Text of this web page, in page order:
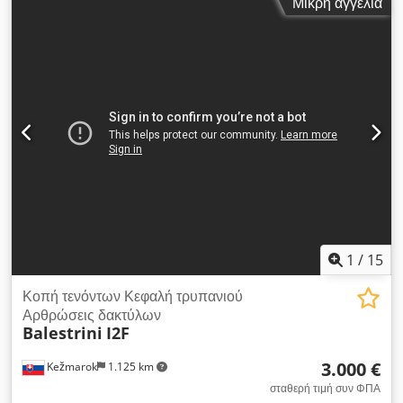
επομένως μπορούν να αφαιρεθούν εύκολα από τον χειριστή,
1 / 15
Kežmarok 1.125 km
Κοπή τενόντων Κεφαλή τρυπανιού
Αρθρώσεις δακτύλων
Balestrini I2F
3.000 €
σταθερή τιμή συν ΦΠΑ